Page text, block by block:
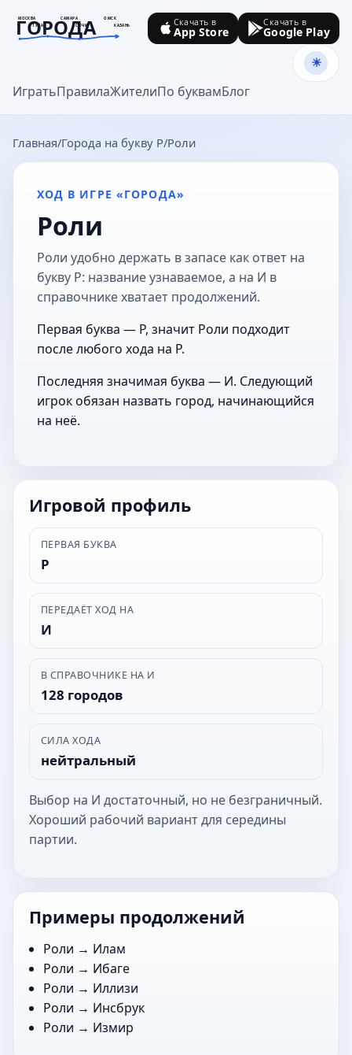
МОСКВА САМАРА
ОМСК
ТУЛА
СОЧИ КАЗАНЬ
ГОРОДА
goroda-na.ru
ИгратьПравилаЖителиПо буквамБлог
Скачать в
App Store
Скачать в
Google Play
Главная Города на букву Р Роли
ХОД В ИГРЕ «ГОРОДА»
Роли
Роли удобно держать в запасе как ответ на
букву Р: название узнаваемое, а на И в
справочнике хватает продолжений.
Первая буква — Р, значит Роли подходит
после любого хода на Р.
Последняя значимая буква — И. Следующий
игрок обязан назвать город, начинающийся
на неё.
Игровой профиль
ПЕРВАЯ БУКВА
Р
ПЕРЕДАЁТ ХОД НА
И
В СПРАВОЧНИКЕ НА И
128 городов
СИЛА ХОДА
нейтральный
Выбор на И достаточный, но не безграничный.
Хороший рабочий вариант для середины
партии.
Примеры продолжений
Роли → Илам
Роли → Ибаге
Роли → Иллизи
Роли → Инсбрук
Роли → Измир